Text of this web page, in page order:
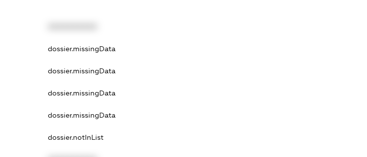
dossier.missingData
dossier.missingData
dossier.missingData
dossier.missingData
dossier.notInList